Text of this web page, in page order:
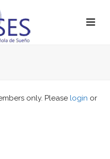
only. Please login or